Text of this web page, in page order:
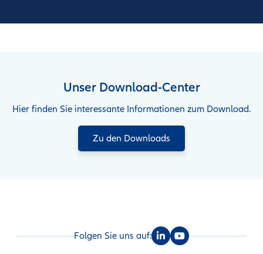
Unser Download-Center
Hier finden Sie interessante Informationen zum Download.
Zu den Downloads
Folgen Sie uns auf: